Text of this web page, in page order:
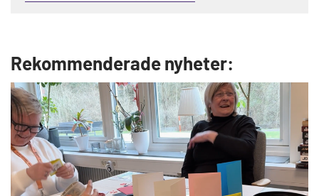
Rekommenderade nyheter: